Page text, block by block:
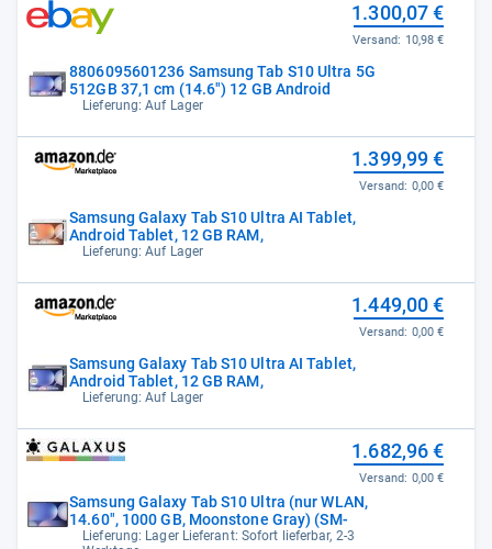
8806095601236 Samsung Tab S10 Ultra 5G
512GB 37,1 cm (14.6") 12 GB Android
Lieferung: Auf Lager
1.300,07 €
Versand: 10,98 €
Samsung Galaxy Tab S10 Ultra AI Tablet,
Android Tablet, 12 GB RAM,
Lieferung: Auf Lager
1.399,99 €
Versand: 0,00 €
Samsung Galaxy Tab S10 Ultra AI Tablet,
Android Tablet, 12 GB RAM,
Lieferung: Auf Lager
1.449,00 €
Versand: 0,00 €
Samsung Galaxy Tab S10 Ultra (nur WLAN,
14.60", 1000 GB, Moonstone Gray) (SM-
Lieferung: Lager Lieferant: Sofort lieferbar, 2-3
1.682,96 €
Versand: 0,00 €